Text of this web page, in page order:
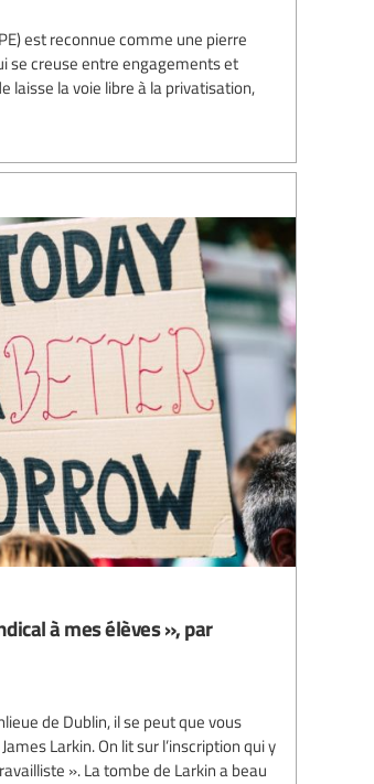
est reconnue comme une pierre
se creuse entre engagements et
laisse la voie libre à la privatisation,
à mes élèves », par
de Dublin, il se peut que vous
Larkin. On lit sur l’inscription qui y
». La tombe de Larkin a beau